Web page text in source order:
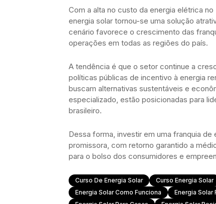
Com a alta no custo da energia elétrica
energia solar tornou-se uma solução
cenário favorece o crescimento das
operações em todas as regiões do país.
A tendência é que o setor continue a
políticas públicas de incentivo à energia
buscam alternativas sustentáveis e
especializado, estão posicionadas para
brasileiro.
Dessa forma, investir em uma franquia
promissora, com retorno garantido a
para o bolso dos consumidores e
Curso De Energia Solar Curso Energia Solar
Energia Solar Como Funciona
Energia Solar